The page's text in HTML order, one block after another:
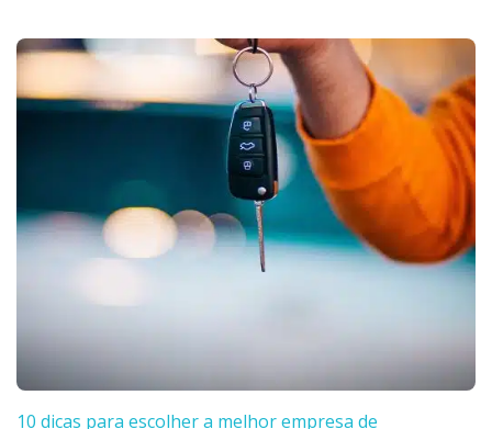
10 dicas para escolher a melhor empresa de